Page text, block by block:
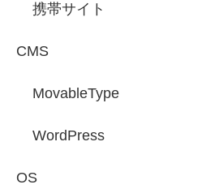
携帯サイト
CMS
MovableType
WordPress
OS